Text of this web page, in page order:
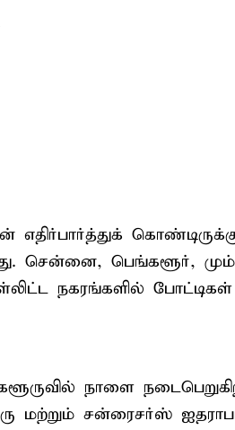
எதிர்பார்த்துக்
சென்னை, பெங்களூர்,
நகரங்களில்
நாளை
மற்றும் சன்ரைசர்ஸ்